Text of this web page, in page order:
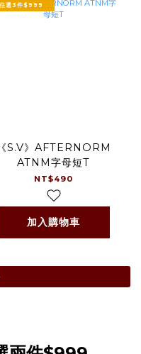
任選3件$999
《S.V》AFTERNORM
ATNM字母短T
NT$490
加入購物車